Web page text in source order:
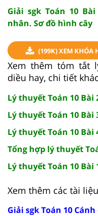
Giải sgk Toán 10
nhân. Sơ đồ hình cây
(199K) XEM KHÓA
Xem thêm tóm tắt
diều hay, chi tiết
Lý thuyết Toán 10
Lý thuyết Toán 10 Bài
Lý thuyết Toán 10
Tổng hợp lý thuyết
Lý thuyết Toán 10 Bài
Xem thêm các tài
Giải sgk Toán 10